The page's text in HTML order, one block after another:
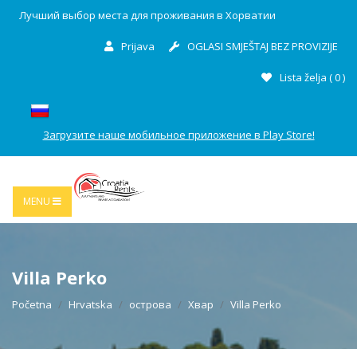
Лучший выбор места для проживания в Хорватии
Prijava OGLASI SMJEŠTAJ BEZ PROVIZIJE
Lista želja (0)
Загрузите наше мобильное приложение в Play Store!
MENU
Villa Perko
Početna Hrvatska острова Хвар Villa Perko